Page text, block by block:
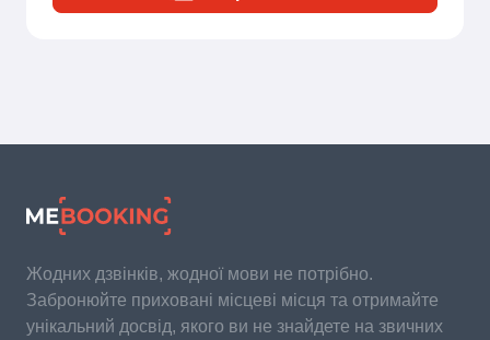
Жодних дзвінків, жодної мови не потрібно.
Забронюйте приховані місцеві місця та отримайте
унікальний досвід, якого ви не знайдете на звичних